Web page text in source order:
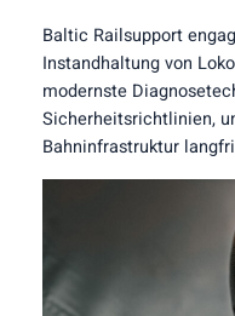
Baltic Railsupport
Instandhaltung von
modernste
Sicherheitsrichtlinien,
Bahninfrastruktur